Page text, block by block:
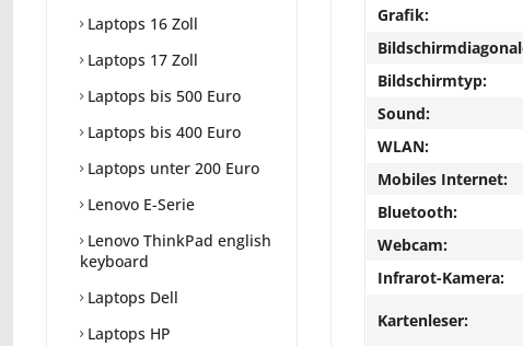
Laptops 16 Zoll
Laptops 17 Zoll
Laptops bis 500 Euro
Laptops bis 400 Euro
Laptops unter 200 Euro
Lenovo E-Serie
Lenovo ThinkPad english
keyboard
Laptops Dell
Laptops HP
Grafik:
Bildschirmtyp:
Sound:
WLAN:
Mobiles Internet:
Bluetooth:
Webcam:
Infrarot-Kamera:
Kartenleser: